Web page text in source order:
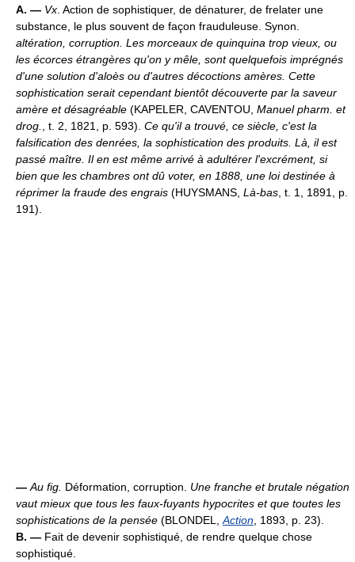
A. — Vx . Action de sophistiquer, de dénaturer, de frelater une
substance, le plus souvent de façon frauduleuse. Synon.
altération, corruption. Les morceaux de quinquina trop vieux, ou
les écorces étrangères qu'on y mêle, sont quelquefois imprégnés
d'une solution d'aloès ou d'autres décoctions amères. Cette
sophistication serait cependant bientôt découverte par la saveur
amère et désagréable (KAPELER, CAVENTOU, Manuel pharm. et
drog.
, t. 2, 1821, p. 593). Ce qu'il a trouvé, ce siècle, c'est la
falsification des denrées, la sophistication des produits. Là, il est
passé maître. Il en est même arrivé à adultérer l'excrément, si
bien que les chambres ont dû voter, en 1888, une loi destinée à
réprimer la fraude des engrais (HUYSMANS, Là-bas , t. 1, 1891, p.
191).
— Au fig. Déformation, corruption. Une franche et brutale négation
vaut mieux que tous les faux-fuyants hypocrites et que toutes les
sophistications de la pensée (BLONDEL, Action , 1893, p. 23).
B. — Fait de devenir sophistiqué, de rendre quelque chose
sophistiqué.